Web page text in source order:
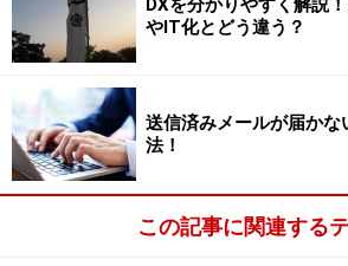
ザ・ビジネスモールとは
マッチングサイト「ザ・ビジネス
全国の商工会・商工会議所が共同運
ト＆マッチングサイトです。現在、
スに登録されている企業数は28万5千
DXを分かりやすく解説
やIT化とどう違う？
送信済みメールが届か
法！
この記事に関連する